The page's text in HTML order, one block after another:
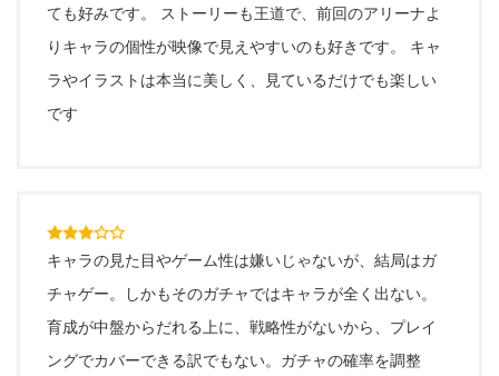
ても好みです。 ストーリーも王道で、前回のアリーナよ
りキャラの個性が映像で見えやすいのも好きです。 キャ
ラやイラストは本当に美しく、見ているだけでも楽しい
です
キャラの見た目やゲーム性は嫌いじゃないが、結局はガ
チャゲー。しかもそのガチャではキャラが全く出ない。
育成が中盤からだれる上に、戦略性がないから、プレイ
ングでカバーできる訳でもない。ガチャの確率を調整